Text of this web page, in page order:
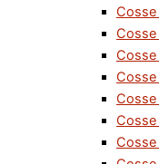
Cosse
Cosse
Cosse
Cosse
Cosse
Cosse